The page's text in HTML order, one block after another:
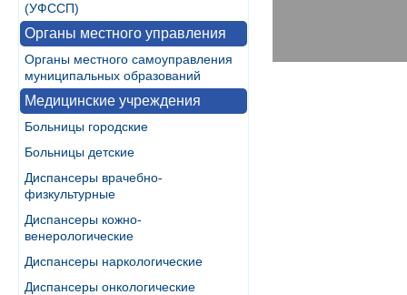
(УФССП)
Органы местного управления
Органы местного самоуправления
муниципальных образований
Медицинские учреждения
Больницы городские
Больницы детские
Диспансеры врачебно-
физкультурные
Диспансеры кожно-
венерологические
Диспансеры наркологические
Диспансеры онкологические